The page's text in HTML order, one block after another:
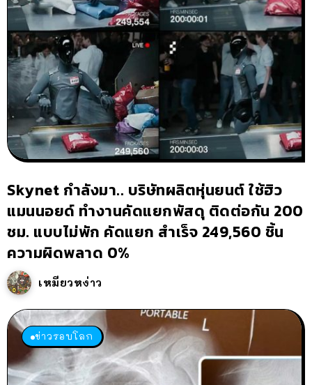
Skynet กำลังมา.. บริษัทผลิตหุ่นยนต์ ใช้ฮิว
แมนนอยด์ ทำงานคัดแยกพัสดุ ติดต่อกัน 200
ชม. แบบไม่พัก คัดแยก สำเร็จ 249,560 ชิ้น
ความผิดพลาด 0%
เหมียวหง่าว
ข่าวรอบโลก